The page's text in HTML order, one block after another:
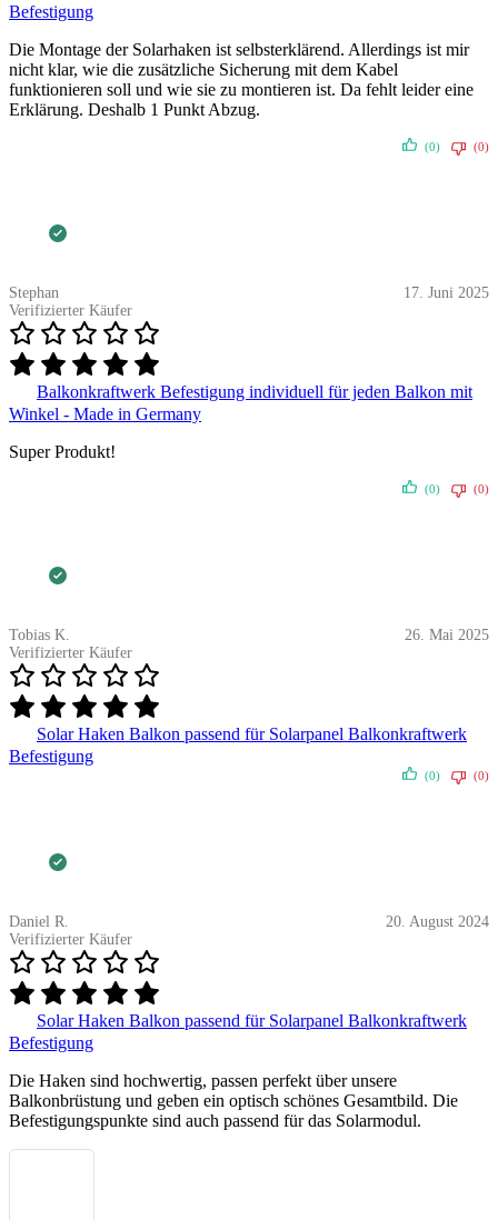
Befestigung
Die Montage der Solarhaken ist selbsterklärend. Allerdings ist mir
nicht klar, wie die zusätzliche Sicherung mit dem Kabel
funktionieren soll und wie sie zu montieren ist. Da fehlt leider eine
Erklärung. Deshalb 1 Punkt Abzug.
(0) (0)
Stephan
Verifizierter Käufer
17. Juni 2025
Balkonkraftwerk Befestigung individuell für jeden Balkon mit
Winkel - Made in Germany
Super Produkt!
(0) (0)
Tobias K.
Verifizierter Käufer
26. Mai 2025
Solar Haken Balkon passend für Solarpanel Balkonkraftwerk
Befestigung
(0) (0)
Daniel R.
Verifizierter Käufer
20. August 2024
Solar Haken Balkon passend für Solarpanel Balkonkraftwerk
Befestigung
Die Haken sind hochwertig, passen perfekt über unsere
Balkonbrüstung und geben ein optisch schönes Gesamtbild. Die
Befestigungspunkte sind auch passend für das Solarmodul.